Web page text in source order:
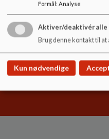
Sitemap
Cookie politik
Formål: Analyse
Aktiver/deaktivér alle
Brug denne kontakt til
Kun nødvendige